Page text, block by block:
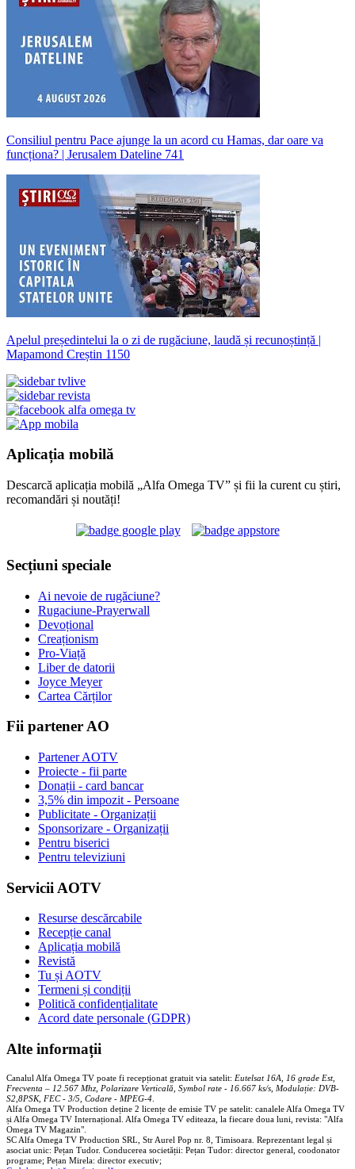
Consiliul pentru Pace ajunge la un acord cu Hamas, dar oare va
funcționa? | Jerusalem Dateline 741
Apelul președintelui la o zi de rugăciune, laudă și recunoștință |
Mapamond Creștin 1150
Aplicația mobilă
Descarcă aplicația mobilă „Alfa Omega TV” și fii la curent cu știri,
recomandări și noutăți!
Secțiuni speciale
Ai nevoie de rugăciune?
Rugaciune-Prayerwall
Devoțional
Creaționism
Pro-Viață
Liber de datorii
Joyce Meyer
Cartea Cărților
Fii partener AO
Partener AOTV
Proiecte - fii parte
Donații - card bancar
3,5% din impozit - Persoane
Publicitate - Organizații
Sponsorizare - Organizații
Pentru biserici
Pentru televiziuni
Servicii AOTV
Resurse descărcabile
Recepție canal
Aplicația mobilă
Revistă
Tu și AOTV
Termeni și condiții
Politică confidențialitate
Acord date personale (GDPR)
Alte informații
Canalul Alfa Omega TV poate fi recepționat gratuit via satelit: Eutelsat 16A, 16 grade Est,
Frecventa – 12.567 Mhz, Polarizare Verticală, Symbol rate - 16.667 ks/s, Modulație: DVB-
S2,8PSK, FEC - 3/5, Codare - MPEG-4
Alfa Omega TV Production deține 2 licențe de emisie TV pe satelit: canalele Alfa Omega TV
și Alfa Omega TV Internațional. Alfa Omega TV editeaza, la fiecare doua luni, revista: "Alfa
Omega TV Magazin".
SC Alfa Omega TV Production SRL, Str Aurel Pop nr. 8, Timisoara. Reprezentant legal și
asociat unic: Pețan Tudor. Conducerea societății: Pețan Tudor: director general, coodonator
programe; Pețan Mirela: director executiv;